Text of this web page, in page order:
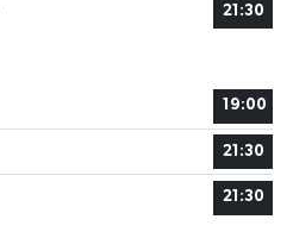
21:30
19:00
21:30
21:30